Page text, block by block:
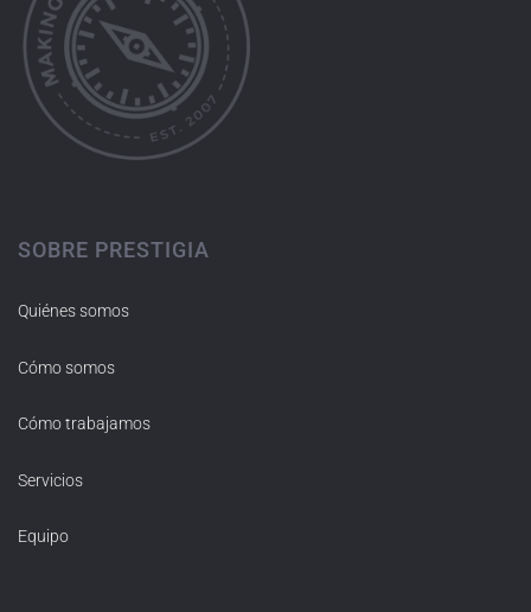
SOBRE PRESTIGIA
Quiénes somos
Cómo somos
Cómo trabajamos
Servicios
Equipo